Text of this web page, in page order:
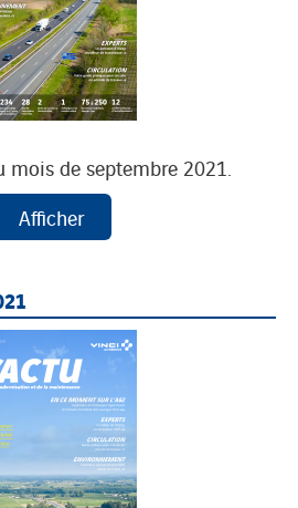
mois de septembre 2021.